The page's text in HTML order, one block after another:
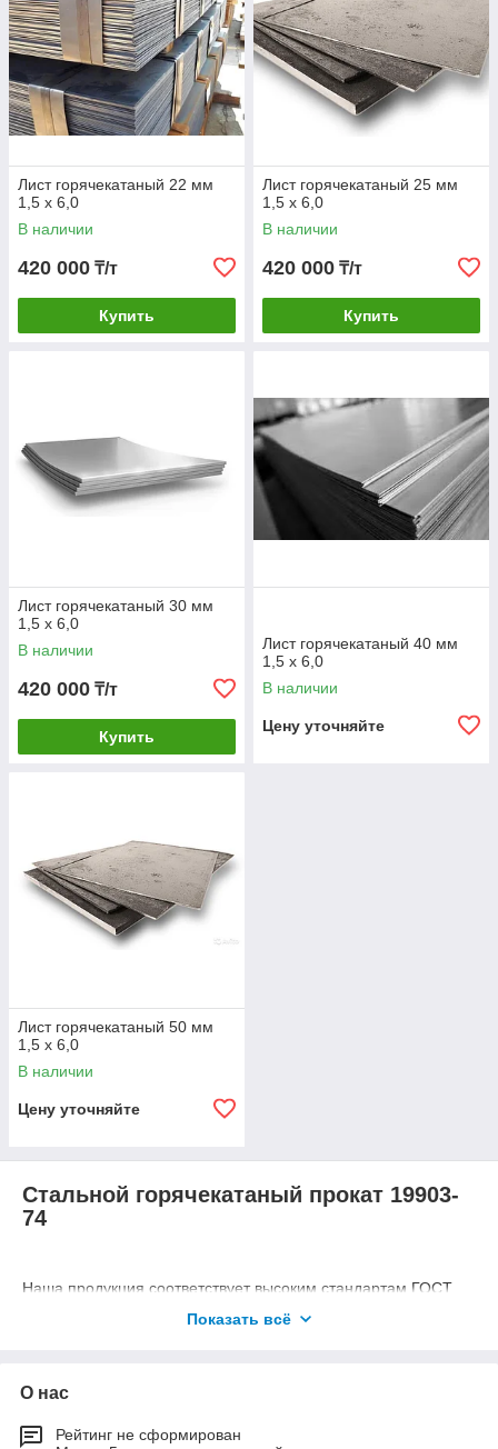
Лист горячекатаный 22 мм
1,5 х 6,0
В наличии
420 000 ₸/т
Купить
Лист горячекатаный 25 мм
1,5 х 6,0
В наличии
420 000 ₸/т
Купить
Лист горячекатаный 30 мм
1,5 х 6,0
В наличии
420 000 ₸/т
Купить
Лист горячекатаный 40 мм
1,5 х 6,0
В наличии
Цену уточняйте
Лист горячекатаный 50 мм
1,5 х 6,0
В наличии
Цену уточняйте
Стальной горячекатаный прокат 19903-
74
Наша продукция соответствует высоким стандартам ГОСТ
характеристики. Стальной прокат обладает отличной
Нали горячекатаные листы обладают такими
преимуществами:
Показать всё
О нас
Рейтинг не сформирован